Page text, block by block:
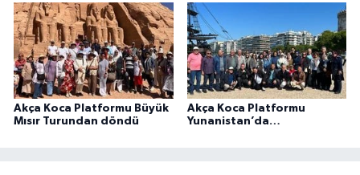
Akça Koca Platformu Büyük
Mısır Turundan döndü
Akça Koca Platformu
Yunanistan’da…